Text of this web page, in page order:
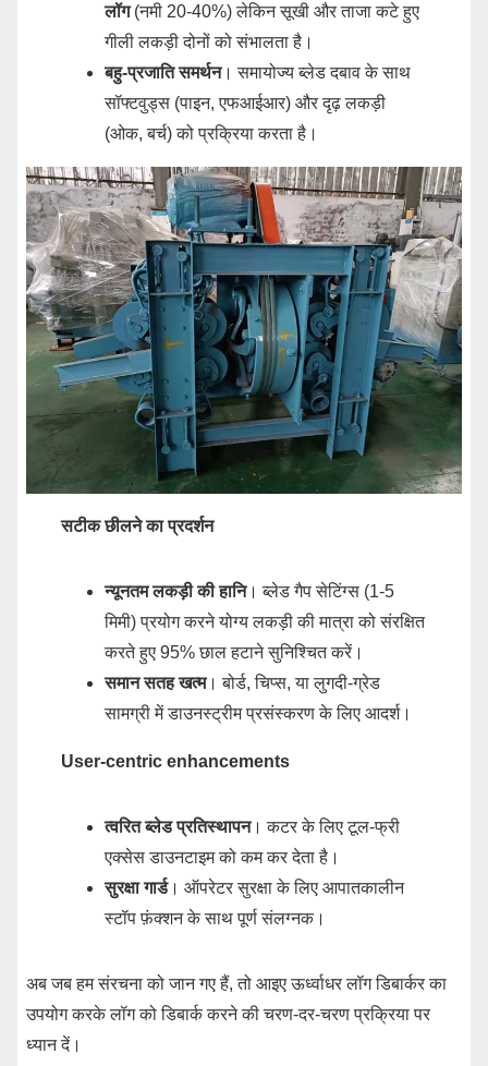
लॉग(नमी 20-40%) लेकिन सूखी और ताजा कटे हुए
गीली लकड़ी दोनों को संभालता है।
बहु-प्रजाति समर्थन। समायोज्य ब्लेड दबाव के साथ
सॉफ्टवुड्स (पाइन, एफआईआर) और दृढ़ लकड़ी
(ओक, बर्च) को प्रक्रिया करता है।
सटीक छीलने का प्रदर्शन
न्यूनतम लकड़ी की हानि। ब्लेड गैप सेटिंग्स (1-5
मिमी) प्रयोग करने योग्य लकड़ी की मात्रा को संरक्षित
करते हुए 95% छाल हटाने सुनिश्चित करें।
समान सतह खत्म। बोर्ड, चिप्स, या लुगदी-ग्रेड
सामग्री में डाउनस्ट्रीम प्रसंस्करण के लिए आदर्श।
User-centric enhancements
त्वरित ब्लेड प्रतिस्थापन। कटर के लिए टूल-फ्री
एक्सेस डाउनटाइम को कम कर देता है।
सुरक्षा गार्ड। ऑपरेटर सुरक्षा के लिए आपातकालीन
स्टॉप फ़ंक्शन के साथ पूर्ण संलग्नक।
अब जब हम संरचना को जान गए हैं, तो आइए ऊर्ध्वाधर लॉग डिबार्कर का
उपयोग करके लॉग को डिबार्क करने की चरण-दर-चरण प्रक्रिया पर
ध्यान दें।